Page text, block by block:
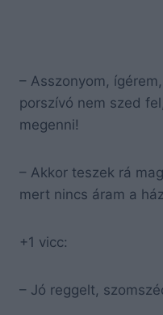
– Asszonyom,
porszívó nem szed
megenni!
– Akkor teszek rá
mert nincs áram a
+1 vicc:
– Jó reggelt,